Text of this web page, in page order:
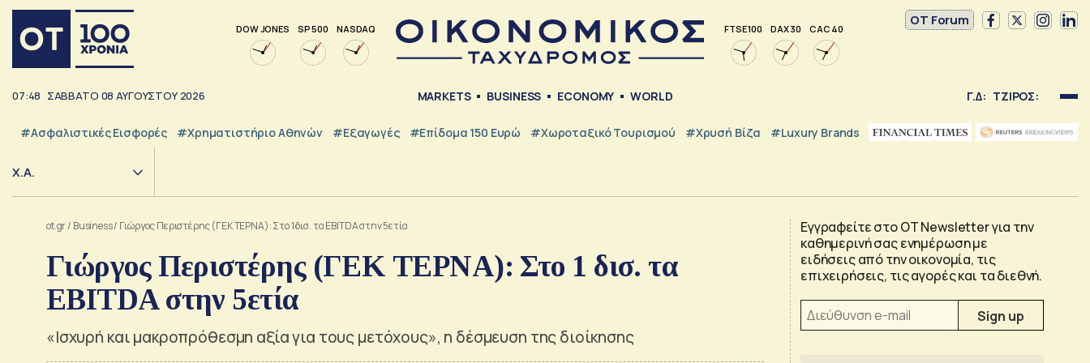
DOW JONES SP 500 NASDAQ FTSE 100 DAX 30 CAC 40
OT Forum
07:48 ΣΑΒΒΑΤΟ 08 ΑΥΓΟΥΣΤΟΥ 2026 MARKETS BUSINESS ECONOMY WORLD Γ.Δ: ΤΖΙΡΟΣ:
#Ασφαλιστικές Εισφορές #Χρηματιστήριο Αθηνών #εξαγωγές #Επίδομα 150 Ευρώ #Χωροταξικό Τουρισμού #Χρυσή Βίζα #luxury Brands
Χ.Α.
ot.gr/ Business/ Γιώργος Περιστέρης (ΓΕΚ ΤΕΡΝΑ): Στο 1 δισ. τα EBITDA στην 5ετία
Γιώργος Περιστέρης (ΓΕΚ ΤΕΡΝΑ): Στο 1 δισ. τα
EBITDA στην 5ετία
«Ισχυρή και μακροπρόθεσμη αξία για τους μετόχους», η δέσμευση της διοίκησης
Εγγραφείτε στο OT Newsletter για την
καθημερινή σας ενημέρωση με
ειδήσεις από την οικονομία, τις
επιχειρήσεις, τις αγορές και τα διεθνή.